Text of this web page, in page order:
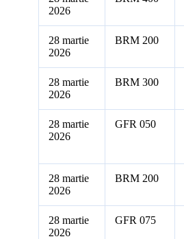
2026
28 martie
2026
BRM 200
28 martie
2026
BRM 300
28 martie
2026
GFR 050
28 martie
2026
BRM 200
28 martie
2026
GFR 075